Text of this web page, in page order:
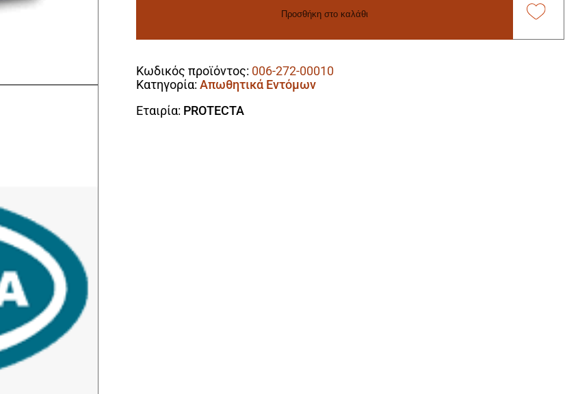
Eντόμων
(Έως
Και
Για
300m²)
Προσθήκη στο καλάθι
Κωδικός προϊόντος: 006-272-00010
Κατηγορία:Απωθητικά Εντόμων
Εταιρία: PROTECTA